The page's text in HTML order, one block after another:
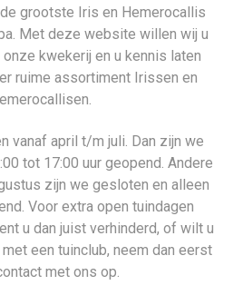
grootste Iris en Hemerocallis
Met deze website willen wij u
kwekerij en u kennis laten
ruime assortiment Irissen en
vanaf april t/m juli. Dan zijn we
tot 17:00 uur geopend. Andere
zijn we gesloten en alleen
Voor extra open tuindagen
u dan juist verhinderd, of wilt u
een tuinclub, neem dan eerst
met ons op.